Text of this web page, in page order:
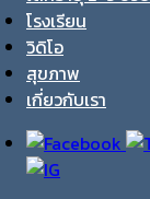
โรงเรียน
วิดิโอ
สุขภาพ
เกี่ยวกับเรา